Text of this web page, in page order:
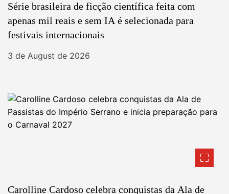
Série brasileira de ficção científica feita com
apenas mil reais e sem IA é selecionada para
festivais internacionais
3 de August de 2026
Carolline Cardoso celebra conquistas da Ala de